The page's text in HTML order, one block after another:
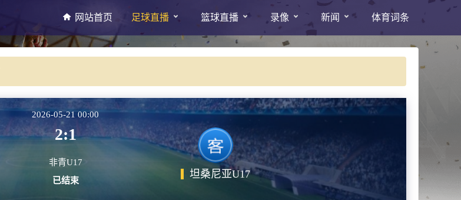
网站首页 足球直播 篮球直播 录像 新闻 体育词条
2026-05-21 00:00
2:1
非青U17
已结束
坦桑尼亚U17